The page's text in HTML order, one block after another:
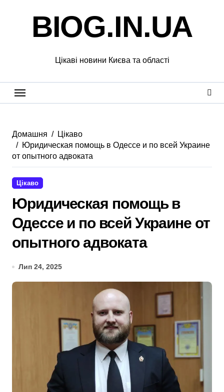
BIOG.IN.UA
Цікаві новини Києва та області
Домашня
Цікаво
Юридическая помощь в Одессе и по всей Украине
от опытного адвоката
Цікаво
Юридическая помощь в
Одессе и по всей Украине от
опытного адвоката
Лип 24, 2025